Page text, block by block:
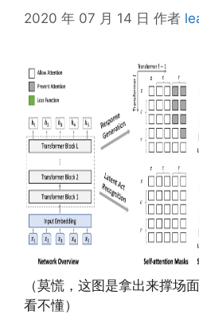
2020 年 07 月 14 日 作者
（莫慌，这图是拿出来撑场
看不懂）